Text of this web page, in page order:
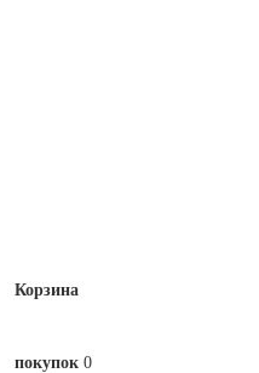
Корзина
покупок 0